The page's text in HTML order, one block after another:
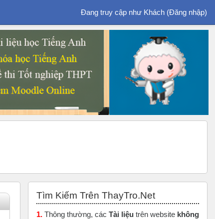
Đang truy cập như Khách (Đăng nhập)
Tìm Kiếm Trên ThayTro.Net
1. Thông thường, các Tài liệu trên website không